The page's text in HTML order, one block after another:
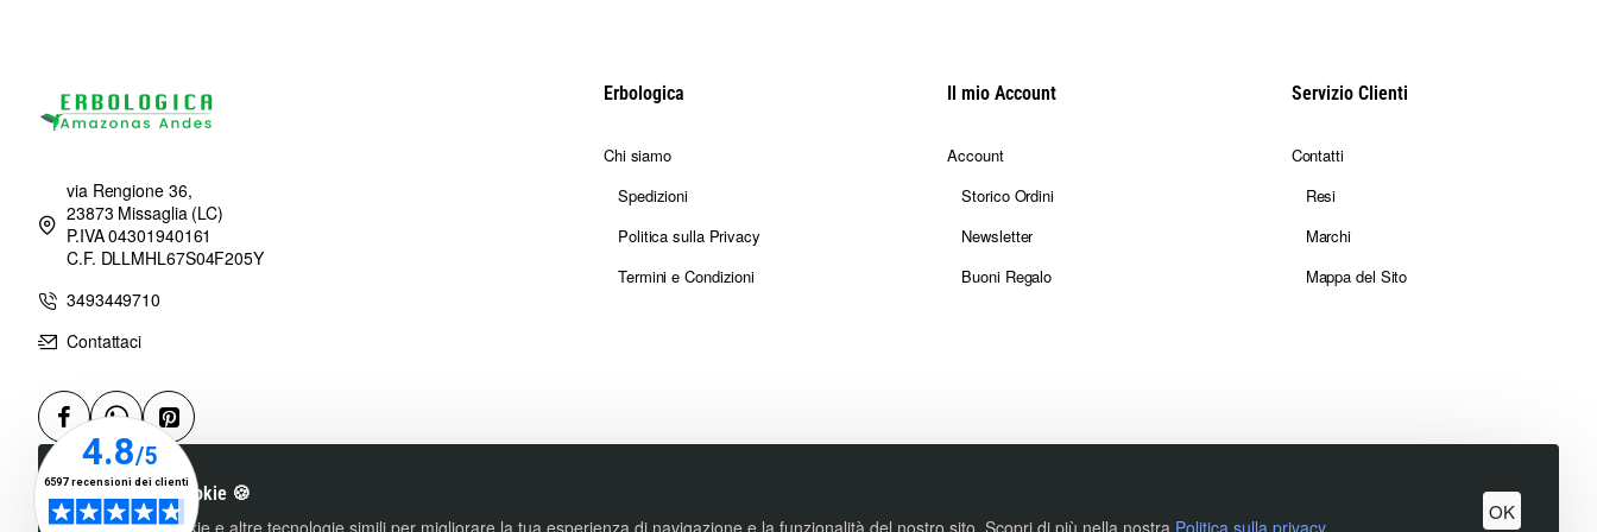
Utilizziamo i cookie 🍪
Utilizziamo cookie e altre tecnologie simili per migliorare la tua esperienza di navigazione e la funzionalità del nostro sito. Scopri di più nella nostra Politica sulla privacy.
OK
via Rengione 36,
23873 Missaglia (LC)
P.IVA 04301940161
C.F. DLLMHL67S04F205Y
3493449710
Contattaci
Erbologica
Chi siamo
Spedizioni
Politica sulla Privacy
Termini e Condizioni
Il mio Account
Account
Storico Ordini
Newsletter
Buoni Regalo
Servizio Clienti
Contatti
Resi
Marchi
Mappa del Sito